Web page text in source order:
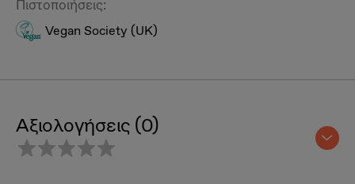
Πιστοποιήσεις:
Vegan Society (UK)
Αξιολογήσεις (0)